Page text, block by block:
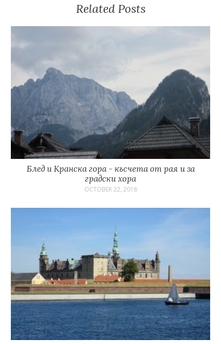
Related Posts
Блед и Кранска гора - късчета от рая и за
градски хора
OCTOBER 22, 2018